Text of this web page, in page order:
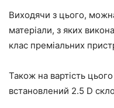
Виходячи з цього,
матеріали, з яких
клас преміальних
Також на вартість
встановлений 2.5 D